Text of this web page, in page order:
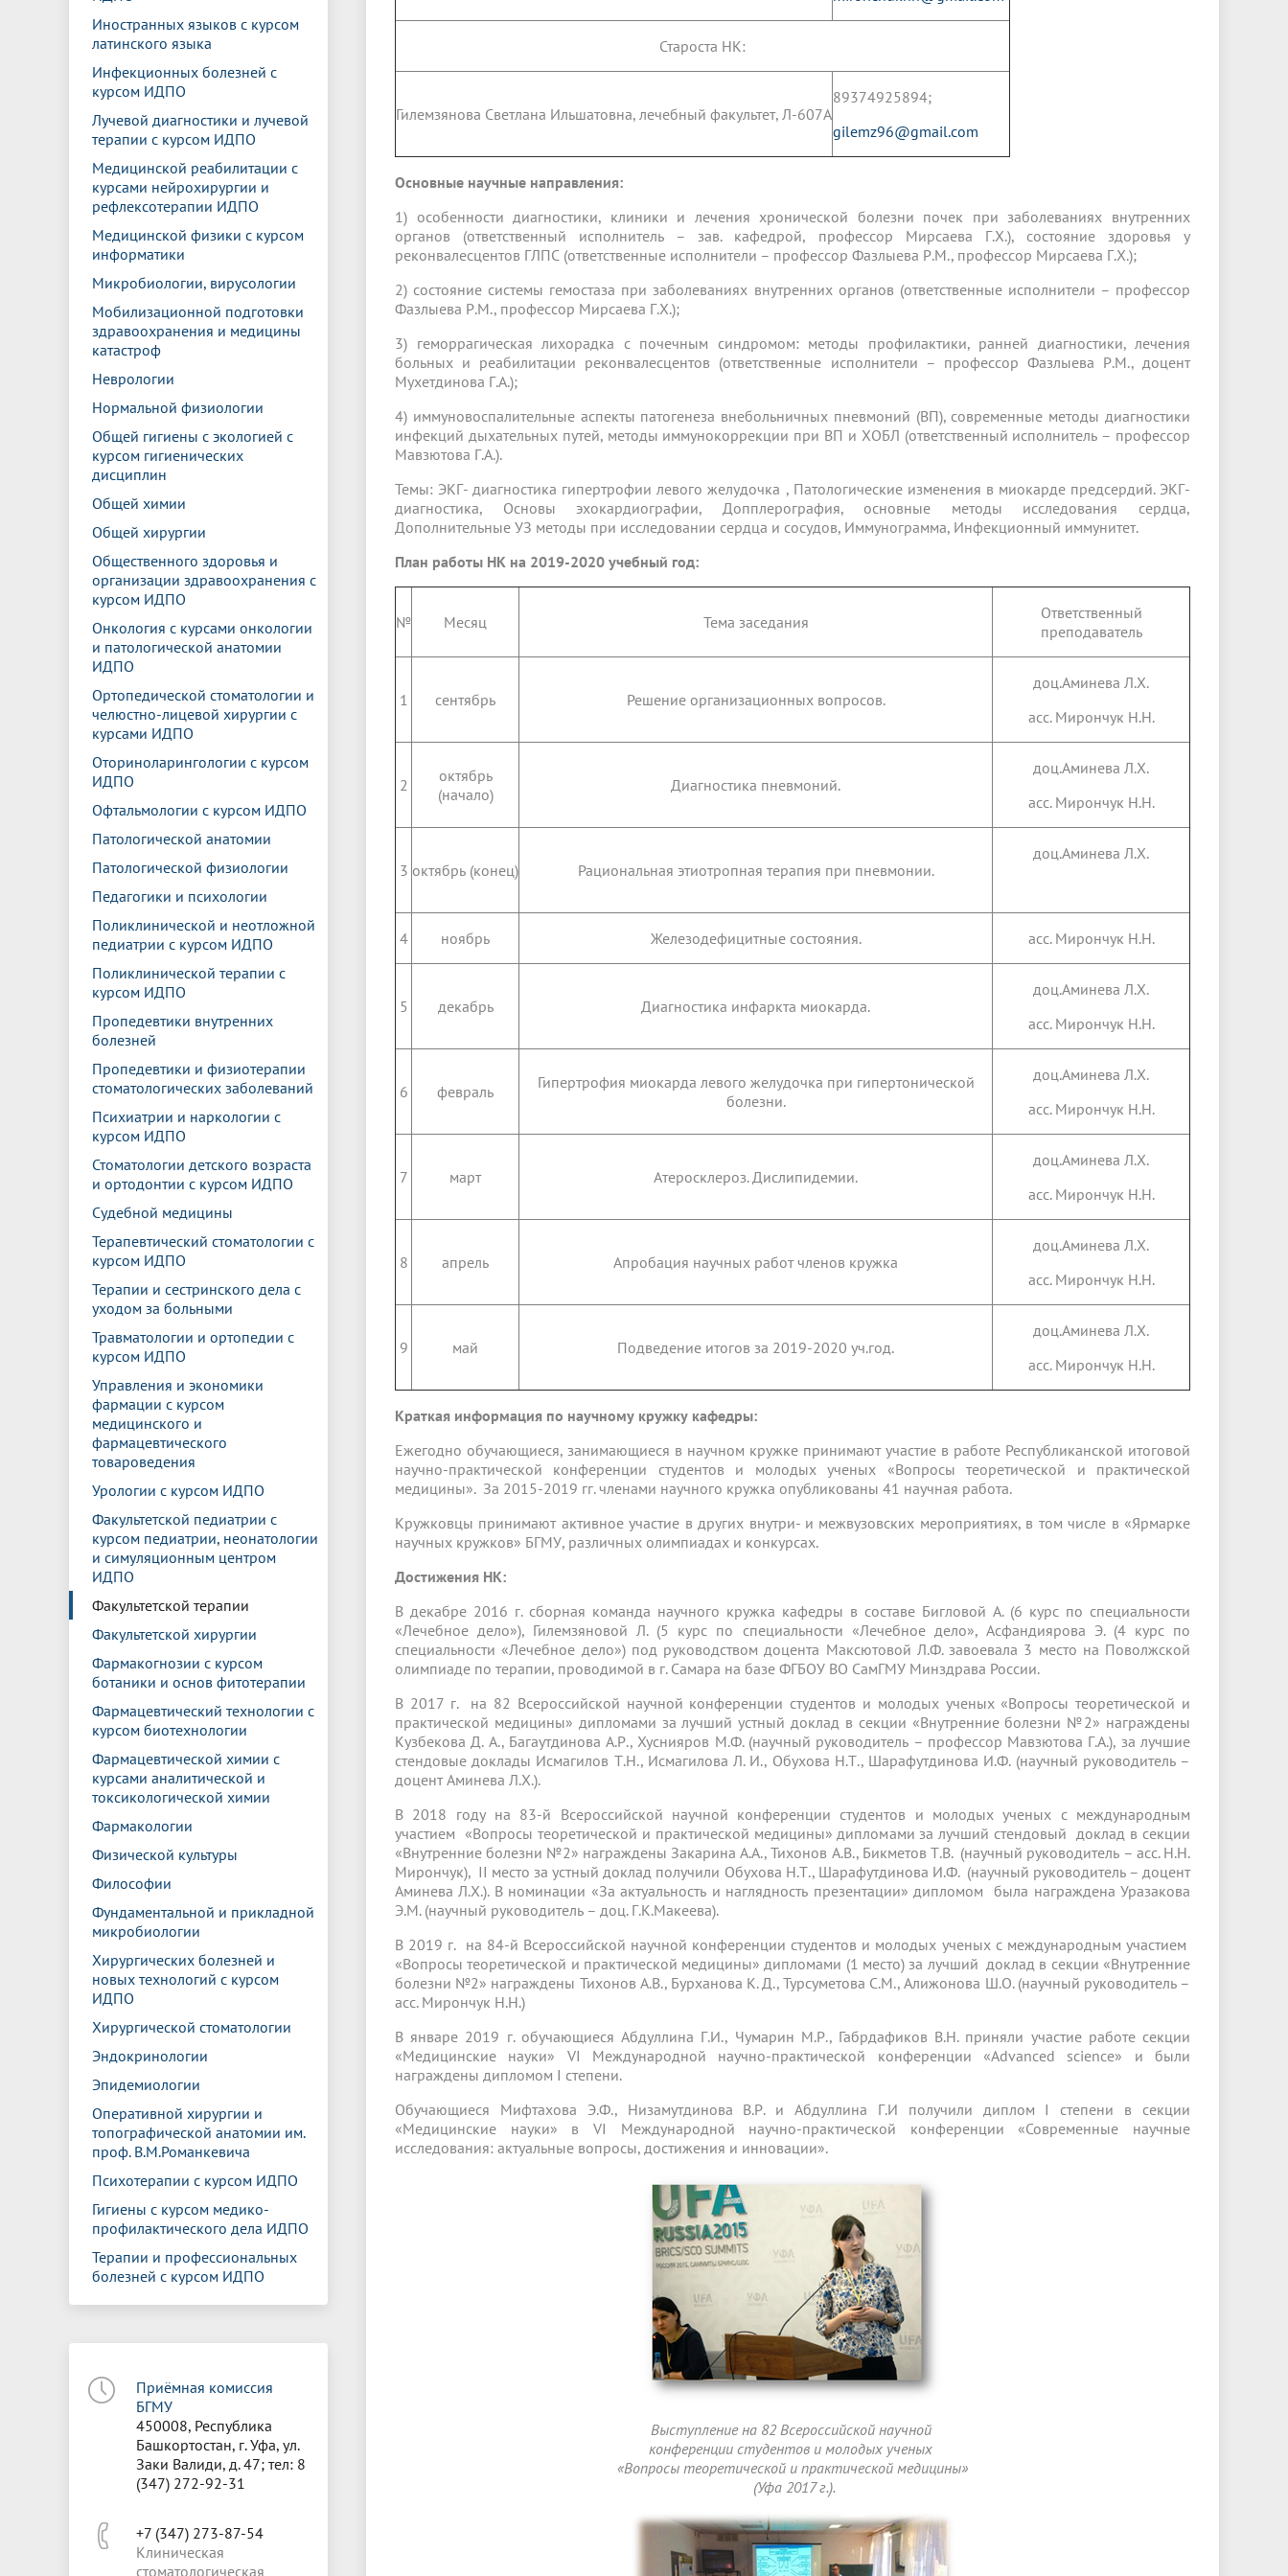
Иностранных языков с курсом
латинского языка
Инфекционных болезней с
курсом ИДПО
Лучевой диагностики и лучевой
терапии с курсом ИДПО
Медицинской реабилитации с
курсами нейрохирургии и
рефлексотерапии ИДПО
Медицинской физики с курсом
информатики
Микробиологии, вирусологии
Мобилизационной подготовки
здравоохранения и медицины
катастроф
Неврологии
Нормальной физиологии
Общей гигиены с экологией с
курсом гигиенических
дисциплин
Общей химии
Общей хирургии
Общественного здоровья и
организации здравоохранения с
курсом ИДПО
Онкология с курсами онкологии
и патологической анатомии
ИДПО
Ортопедической стоматологии и
челюстно-лицевой хирургии с
курсами ИДПО
Оториноларингологии с курсом
ИДПО
Офтальмологии с курсом ИДПО
Патологической анатомии
Патологической физиологии
Педагогики и психологии
Поликлинической и неотложной
педиатрии с курсом ИДПО
Поликлинической терапии с
курсом ИДПО
Пропедевтики внутренних
болезней
Пропедевтики и физиотерапии
стоматологических заболеваний
Психиатрии и наркологии с
курсом ИДПО
Стоматологии детского возраста
и ортодонтии с курсом ИДПО
Судебной медицины
Терапевтический стоматологии с
курсом ИДПО
Терапии и сестринского дела с
уходом за больными
Травматологии и ортопедии с
курсом ИДПО
Управления и экономики
фармации с курсом
медицинского и
фармацевтического
товароведения
Урологии с курсом ИДПО
Факультетской педиатрии с
курсом педиатрии, неонатологии
и симуляционным центром
ИДПО
Факультетской терапии
Факультетской хирургии
Фармакогнозии с курсом
ботаники и основ фитотерапии
Фармацевтический технологии с
курсом биотехнологии
Фармацевтической химии с
курсами аналитической и
токсикологической химии
Фармакологии
Физической культуры
Философии
Фундаментальной и прикладной
микробиологии
Хирургических болезней и
новых технологий с курсом
ИДПО
Хирургической стоматологии
Эндокринологии
Эпидемиологии
Оперативной хирургии и
топографической анатомии им.
проф. В.М.Романкевича
Психотерапии с курсом ИДПО
Гигиены с курсом медико-
профилактического дела ИДПО
Терапии и профессиональных
болезней с курсом ИДПО
Приёмная комиссия
БГМУ
450008, Республика
Башкортостан, г. Уфа, ул.
Заки Валиди, д. 47; тел: 8
(347) 272-92-31
+7 (347) 273-87-54
Клиническая
стоматологическая
Староста НК:
Гилемзянова Светлана Ильшатовна, лечебный факультет, Л-607А
89374925894;
gilemz96@gmail.com
Основные научные направления:
1) особенности диагностики, клиники и лечения хронической болезни почек при заболеваниях внутренних
органов (ответственный исполнитель – зав. кафедрой, профессор Мирсаева Г.Х.), состояние здоровья у
реконвалесцентов ГЛПС (ответственные исполнители – профессор Фазлыева Р.М., профессор Мирсаева Г.Х.);
2) состояние системы гемостаза при заболеваниях внутренних органов (ответственные исполнители – профессор
Фазлыева Р.М., профессор Мирсаева Г.Х.);
3) геморрагическая лихорадка с почечным синдромом: методы профилактики, ранней диагностики, лечения
больных и реабилитации реконвалесцентов (ответственные исполнители – профессор Фазлыева Р.М., доцент
Мухетдинова Г.А.);
4) иммуновоспалительные аспекты патогенеза внебольничных пневмоний (ВП), современные методы диагностики
инфекций дыхательных путей, методы иммунокоррекции при ВП и ХОБЛ (ответственный исполнитель – профессор
Мавзютова Г.А.).
Темы: ЭКГ- диагностика гипертрофии левого желудочка , Патологические изменения в миокарде предсердий. ЭКГ-
диагностика, Основы эхокардиографии, Допплерография, основные методы исследования сердца,
Дополнительные УЗ методы при исследовании сердца и сосудов, Иммунограмма, Инфекционный иммунитет.
План работы НК на 2019-2020 учебный год:
№ Месяц Тема заседания
Ответственный
преподаватель
1 сентябрь Решение организационных вопросов.
доц.Аминева Л.Х.
асс. Мирончук Н.Н.
2
октябрь
(начало)
Диагностика пневмоний.
доц.Аминева Л.Х.
асс. Мирончук Н.Н.
3 октябрь (конец) Рациональная этиотропная терапия при пневмонии.
доц.Аминева Л.Х.
4 ноябрь Железодефицитные состояния. асс. Мирончук Н.Н.
5 декабрь Диагностика инфаркта миокарда.
доц.Аминева Л.Х.
асс. Мирончук Н.Н.
6 февраль
Гипертрофия миокарда левого желудочка при гипертонической
болезни.
доц.Аминева Л.Х.
асс. Мирончук Н.Н.
7 март Атеросклероз. Дислипидемии.
доц.Аминева Л.Х.
асс. Мирончук Н.Н.
8 апрель Апробация научных работ членов кружка
доц.Аминева Л.Х.
асс. Мирончук Н.Н.
9 май Подведение итогов за 2019-2020 уч.год.
доц.Аминева Л.Х.
асс. Мирончук Н.Н.
Краткая информация по научному кружку кафедры:
Ежегодно обучающиеся, занимающиеся в научном кружке принимают участие в работе Республиканской итоговой
научно-практической конференции студентов и молодых ученых «Вопросы теоретической и практической
медицины». За 2015-2019 гг. членами научного кружка опубликованы 41 научная работа.
Кружковцы принимают активное участие в других внутри- и межвузовских мероприятиях, в том числе в «Ярмарке
научных кружков» БГМУ, различных олимпиадах и конкурсах.
Достижения НК:
В декабре 2016 г. cборная команда научного кружка кафедры в составе Бигловой А. (6 курс по специальности
«Лечебное дело»), Гилемзяновой Л. (5 курс по специальности «Лечебное дело», Асфандиярова Э. (4 курс по
специальности «Лечебное дело») под руководством доцента Максютовой Л.Ф. завоевала 3 место на Поволжской
олимпиаде по терапии, проводимой в г. Самара на базе ФГБОУ ВО СамГМУ Минздрава России.
В 2017 г. на 82 Всероссийской научной конференции студентов и молодых ученых «Вопросы теоретической и
практической медицины» дипломами за лучший устный доклад в секции «Внутренние болезни №2» награждены
Кузбекова Д. А., Багаутдинова А.Р., Хуснияров М.Ф. (научный руководитель – профессор Мавзютова Г.А.), за лучшие
стендовые доклады Исмагилов Т.Н., Исмагилова Л. И., Обухова Н.Т., Шарафутдинова И.Ф. (научный руководитель –
доцент Аминева Л.Х.).
В 2018 году на 83-й Всероссийской научной конференции студентов и молодых ученых с международным
участием «Вопросы теоретической и практической медицины» дипломами за лучший стендовый доклад в секции
«Внутренние болезни №2» награждены Закарина А.А., Тихонов А.В., Бикметов Т.В. (научный руководитель – асс. Н.Н.
Мирончук), II место за устный доклад получили Обухова Н.Т., Шарафутдинова И.Ф. (научный руководитель – доцент
Аминева Л.Х.). В номинации «За актуальность и наглядность презентации» дипломом была награждена Уразакова
Э.М. (научный руководитель – доц. Г.К.Макеева).
В 2019 г. на 84-й Всероссийской научной конференции студентов и молодых ученых с международным участием
«Вопросы теоретической и практической медицины» дипломами (1 место) за лучший доклад в секции «Внутренние
болезни №2» награждены Тихонов А.В., Бурханова К. Д., Турсуметова С.М., Алижонова Ш.О. (научный руководитель –
асс. Мирончук Н.Н.)
В январе 2019 г. обучающиеся Абдуллина Г.И., Чумарин М.Р., Габрдафиков В.Н. приняли участие работе секции
«Медицинские науки» VI Международной научно-практической конференции «Advanced science» и были
награждены дипломом I степени.
Обучающиеся Мифтахова Э.Ф., Низамутдинова В.Р. и Абдуллина Г.И получили диплом I степени в секции
«Медицинские науки» в VI Международной научно-практической конференции «Современные научные
исследования: актуальные вопросы, достижения и инновации».
Выступление на 82 Всероссийской научной
конференции студентов и молодых ученых
«Вопросы теоретической и практической медицины»
(Уфа 2017 г.).